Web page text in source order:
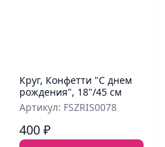
Круг, Конфетти "С днем
рождения", 18"/45 см
Артикул: FSZRIS0078
400 ₽